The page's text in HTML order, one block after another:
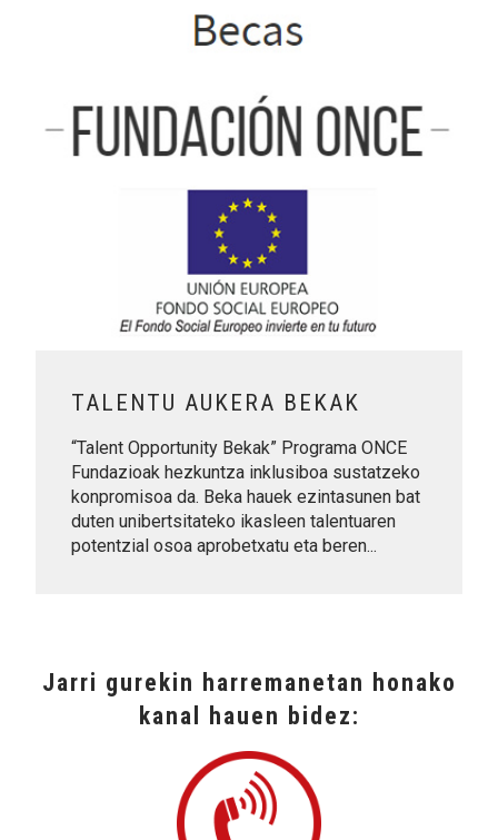
TALENTU AUKERA BEKAK
“Talent Opportunity Bekak” Programa ONCE
Fundazioak hezkuntza inklusiboa sustatzeko
konpromisoa da. Beka hauek ezintasunen bat
duten unibertsitateko ikasleen talentuaren
potentzial osoa aprobetxatu eta beren...
Jarri gurekin harremanetan honako
kanal hauen bidez: